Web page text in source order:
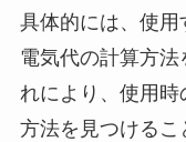
具体的には、使
電気代の計算方
れにより、使用時
方法を見つけるこ